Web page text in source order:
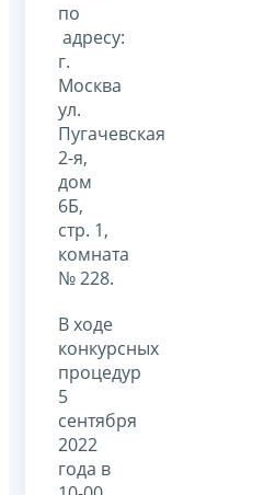
по
адресу:
г.
Москва
ул.
Пугачевская
2-я,
дом
6Б,
стр. 1,
комната
№ 228.
В ходе
конкурсных
процедур
5
сентября
2022
года в